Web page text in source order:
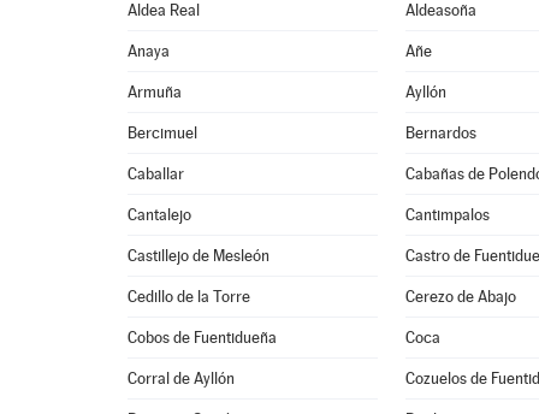
Aldea Real Aldeasoña
Anaya Añe
Armuña Ayllón
Bercimuel Bernardos
Caballar Cabañas de
Cantalejo Cantimpalos
Castillejo de Mesleón Castro de
Cedillo de la Torre Cerezo de Abajo
Cobos de Fuentidueña Coca
Corral de Ayllón Cozuelos de